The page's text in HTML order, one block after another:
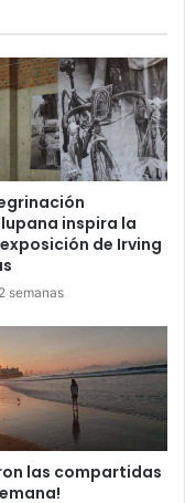
inspira la
de Irving
semanas
las compartidas